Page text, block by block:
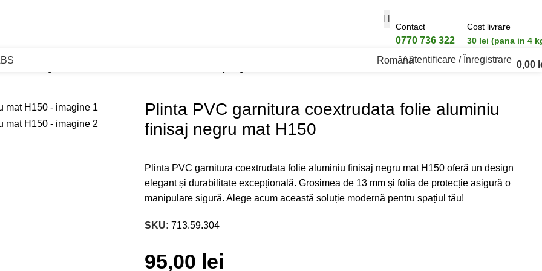
Contact
0770 736 322
Cost livrare
30 lei (pana in 4
RomânăAutentificare / Înregistrare 0,00
Plinta PVC garnitura coextrudata folie aluminiu
finisaj negru mat H150
Plinta PVC garnitura coextrudata folie aluminiu finisaj negru mat H150 oferă un design
elegant și durabilitate excepțională. Grosimea de 13 mm și folia de protecție asigură o
manipulare sigură. Alege acum această soluție modernă pentru spațiul tău!
SKU: 713.59.304
95,00 lei